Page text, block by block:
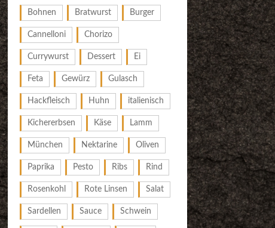
Bohnen Bratwurst Burger
Cannelloni Chorizo
Currywurst Dessert Ei
Feta Gewürz Gulasch
Hackfleisch Huhn italienisch
Kichererbsen Käse Lamm
München Nektarine Oliven
Paprika Pesto Ribs Rind
Rosenkohl Rote Linsen Salat
Sardellen Sauce Schwein